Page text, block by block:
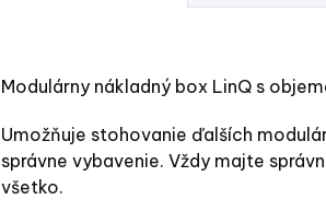
Modulárny nákladný box LinQ s
Umožňuje stohovanie ďalších
správne vybavenie. Vždy majte
všetko.